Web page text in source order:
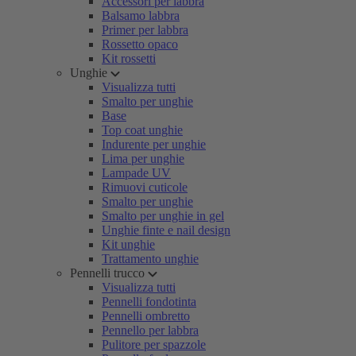
Balsamo labbra
Primer per labbra
Rossetto opaco
Kit rossetti
Unghie
Visualizza tutti
Smalto per unghie
Base
Top coat unghie
Indurente per unghie
Lima per unghie
Lampade UV
Rimuovi cuticole
Smalto per unghie
Smalto per unghie in gel
Unghie finte e nail design
Kit unghie
Trattamento unghie
Pennelli trucco
Visualizza tutti
Pennelli fondotinta
Pennelli ombretto
Pennello per labbra
Pulitore per spazzole